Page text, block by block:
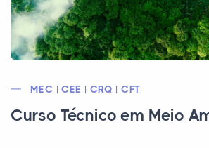
MEC | CEE | CRQ | CFT
Curso Técnico em Meio